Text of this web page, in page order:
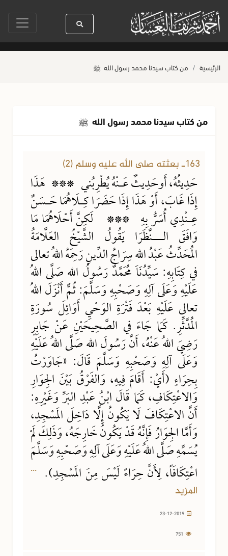
الله ﷺ كله رحمة صلاة آخر أربعاء من صفر حياة القلوب وصحتها
الرئيسية من كتاب سيدنا محمد رسول الله ﷺ
من كتاب سيدنا محمد رسول الله ﷺ
163ـ بعثته صلى الله عليه وسلم (2)
حَدِيثُهُ، أَوحَدِيثٌ عَـنْهُ يُطْرِبُني *** هَذَا
إِذَا غَابَ، أَوْ هَذَا إِذَا حَضَرَا كِـلَاهُمَا حَـسَنٌ
عِـنْدِي أُسَرُّ بِهِ *** لَكِنَّ أَحْلَاهُمَا مَا
وَافَقَ الـــنَّظَرَا يَقُولُ الشَّيْخُ العَلَّامَةُ
المُحَدِّثُ عَبْدُ اللهِ سِرَاجُ الدِّينِ رَحِمَهُ اللهُ تعالى
في كِتَابِهِ: سَيِّدُنَا مُحَمَّدٌ رَسُولُ اللهِ صَلَّى اللهُ
عَلَيْهِ وَعَلَى آلِهِ وَصَحْبِهِ وَسَلَّمَ: ثُمَّ أَنْزَلَ اللهُ
تعالى عَلَيْهِ بَعْدَ فَتْرَةِ الوَحْيِ أَوَائِلَ سُورَةِ
المُدَّثِّرِ. كَمَا جَاءَ في الصَّحِيحَيْنِ عَنْ جَابِرٍ
رَضِيَ اللهُ عَنْهُ، أَنَّ رَسُولَ اللهِ صَلَّى اللهُ عَلَيْهِ
وَعَلَى آلِهِ وَصَحْبِهِ وَسَلَّمَ قَالَ: «جَاوَرْتُ
بِحِرَاءٍ (أَيْ: أَقَامَ فِيهِ، وَالفَرْقُ بَيْنَ الجِوَارِ
وَالاعْتِكَافِ، كَمَا قَالَ ابْنُ عَبْدِ البَرِّ وَغَيْرِهِ:
أَنَّ الاعْتِكَافَ لَا يَكُونُ إِلَّا دَاخِلَ المَسْجِدِ،
وَأَمَّا الجِوَارُ فَإِنَّهُ قَدْ يَكُونُ خَارِجَهُ، وَذَلِكَ لَمْ
يُسَمِّهِ صَلَّى اللهُ عَلَيْهِ وَعَلَى آلِهِ وَصَحْبِهِ وَسَلَّمَ
اعْتِكَافَاً، لِأَنَّ حِرَاءً لَيْسَ مِنَ المَسْجِدِ). ...
المزيد